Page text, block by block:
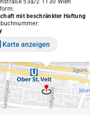
53a/2 1130 Wien
mit beschränkter Haftung
Karte anzeigen